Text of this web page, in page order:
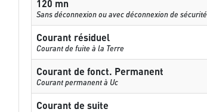
120 mn
Sans déconnexion ou avec déconnexion de sécurité
Courant résiduel
Courant de fuite à la Terre
Courant de fonct. Permanent
Courant permanent à Uc
Courant de suite